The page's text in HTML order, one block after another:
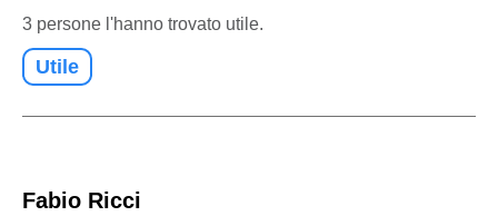
3 persone l'hanno trovato utile.
Utile
Fabio Ricci